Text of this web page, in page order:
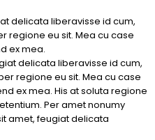
delicata liberavisse id cum,
regione eu sit. Mea cu case
ex mea.
delicata liberavisse id cum,
regione eu sit. Mea cu case
ex mea. His at soluta regione
Per amet nonumy
amet, feugiat delicata